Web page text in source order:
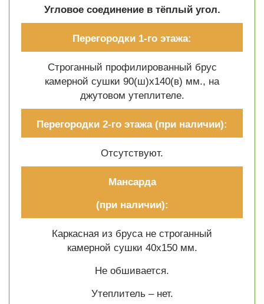
Угловое соединение в тёплый угол.
Перегородки 1-го этажа:
Строганный профилированный брус
камерной сушки 90(ш)х140(в) мм., на
джутовом утеплителе.
Перегородки 2-го этажа (при наличии):
Отсутствуют.
Мансарда
(при наличии):
Каркасная из бруса не строганный
камерной сушки 40х150 мм.
Не обшивается.
Утеплитель – нет.